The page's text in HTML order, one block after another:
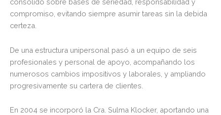
consolidó sobre bases de seriedad, responsabilidad y
compromiso, evitando siempre asumir tareas sin la debida
certeza.
De una estructura unipersonal pasó a un equipo de seis
profesionales y personal de apoyo, acompañando los
numerosos cambios impositivos y laborales, y ampliando
progresivamente su cartera de clientes.
En 2004 se incorporó la Cra. Sulma Klocker, aportando una